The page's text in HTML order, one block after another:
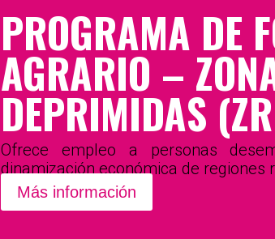
PROGRAMA DE
AGRARIO –
DEPRIMIDAS
Ofrece empleo a personas
dinamización económica de regiones
Más información